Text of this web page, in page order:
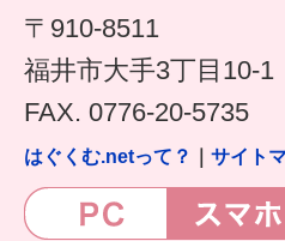
〒910-8511
福井市大手3丁目10-
FAX. 0776-20-5735
はぐくむ.netって？ サイト
病気・けが 基本情報
パパもママも子育て
ワンポイント英会話
ソーシャルメディア